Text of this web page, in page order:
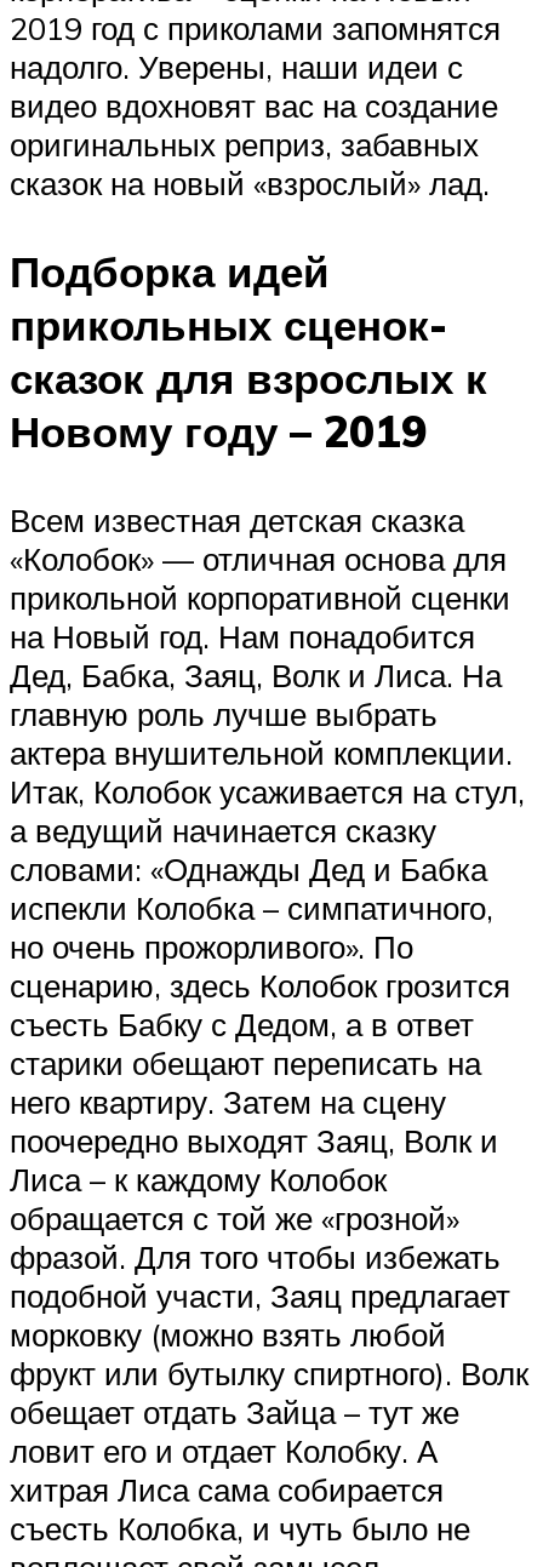
2019 год с приколами запомнятся
надолго. Уверены, наши идеи с
видео вдохновят вас на создание
оригинальных реприз, забавных
сказок на новый «взрослый» лад.
Подборка идей
прикольных сценок-
сказок для взрослых к
Новому году – 2019
Всем известная детская сказка
«Колобок» — отличная основа для
прикольной корпоративной сценки
на Новый год. Нам понадобится
Дед, Бабка, Заяц, Волк и Лиса. На
главную роль лучше выбрать
актера внушительной комплекции.
Итак, Колобок усаживается на стул,
а ведущий начинается сказку
словами: «Однажды Дед и Бабка
испекли Колобка – симпатичного,
но очень прожорливого». По
сценарию, здесь Колобок грозится
съесть Бабку с Дедом, а в ответ
старики обещают переписать на
него квартиру. Затем на сцену
поочередно выходят Заяц, Волк и
Лиса – к каждому Колобок
обращается с той же «грозной»
фразой. Для того чтобы избежать
подобной участи, Заяц предлагает
морковку (можно взять любой
фрукт или бутылку спиртного). Волк
обещает отдать Зайца – тут же
ловит его и отдает Колобку. А
хитрая Лиса сама собирается
съесть Колобка, и чуть было не